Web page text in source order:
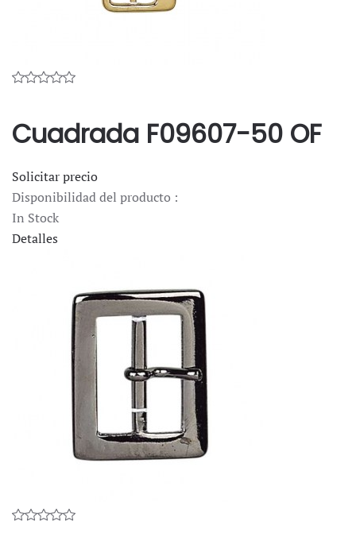
Cuadrada F09607-50 OF
Solicitar precio
Disponibilidad del producto :
In Stock
Detalles